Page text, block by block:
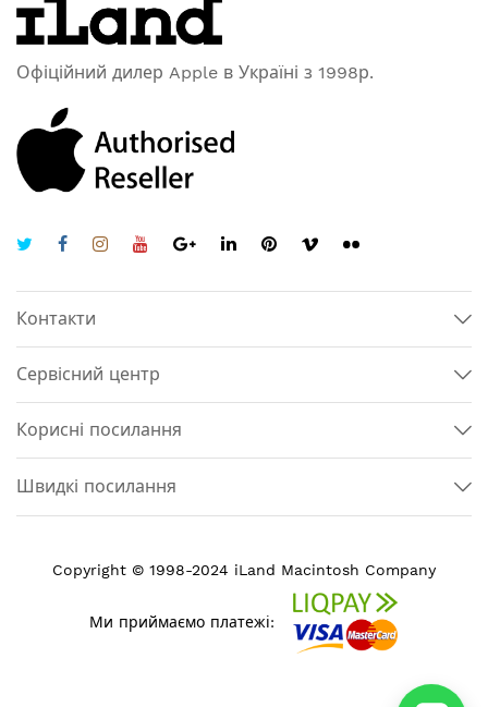
Офіційний дилер Apple в Україні з 1998р.
Контакти
Сервісний центр
Корисні посилання
Швидкі посилання
Copyright © 1998-2024 iLand Macintosh Company
Ми приймаємо платежі: